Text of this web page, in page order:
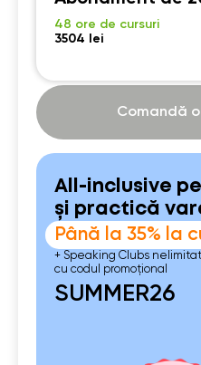
48 ore de cursuri
3504 lei
Comandă
All-inclusive
și practică
Până la 35% la
+ Speaking Clubs
cu codul promoțional
SUMMER26